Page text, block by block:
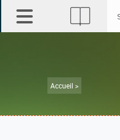
Accueil >